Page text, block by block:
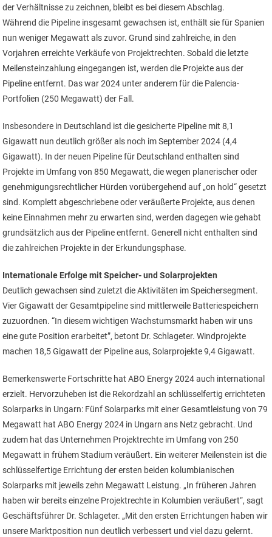
der Verhältnisse zu zeichnen, bleibt es bei diesem Abschlag.
Während die Pipeline insgesamt gewachsen ist, enthält sie für Spanien
nun weniger Megawatt als zuvor. Grund sind zahlreiche, in den
Vorjahren erreichte Verkäufe von Projektrechten. Sobald die letzte
Meilensteinzahlung eingegangen ist, werden die Projekte aus der
Pipeline entfernt. Das war 2024 unter anderem für die Palencia-
Portfolien (250 Megawatt) der Fall.
Insbesondere in Deutschland ist die gesicherte Pipeline mit 8,1
Gigawatt nun deutlich größer als noch im September 2024 (4,4
Gigawatt). In der neuen Pipeline für Deutschland enthalten sind
Projekte im Umfang von 850 Megawatt, die wegen planerischer oder
genehmigungsrechtlicher Hürden vorübergehend auf „on hold“ gesetzt
sind. Komplett abgeschriebene oder veräußerte Projekte, aus denen
keine Einnahmen mehr zu erwarten sind, werden dagegen wie gehabt
grundsätzlich aus der Pipeline entfernt. Generell nicht enthalten sind
die zahlreichen Projekte in der Erkundungsphase.
Internationale Erfolge mit Speicher- und Solarprojekten
Deutlich gewachsen sind zuletzt die Aktivitäten im Speichersegment.
Vier Gigawatt der Gesamtpipeline sind mittlerweile Batteriespeichern
zuzuordnen. “In diesem wichtigen Wachstumsmarkt haben wir uns
eine gute Position erarbeitet”, betont Dr. Schlageter. Windprojekte
machen 18,5 Gigawatt der Pipeline aus, Solarprojekte 9,4 Gigawatt.
Bemerkenswerte Fortschritte hat ABO Energy 2024 auch international
erzielt. Hervorzuheben ist die Rekordzahl an schlüsselfertig errichteten
Solarparks in Ungarn: Fünf Solarparks mit einer Gesamtleistung von 79
Megawatt hat ABO Energy 2024 in Ungarn ans Netz gebracht. Und
zudem hat das Unternehmen Projektrechte im Umfang von 250
Megawatt in frühem Stadium veräußert. Ein weiterer Meilenstein ist die
schlüsselfertige Errichtung der ersten beiden kolumbianischen
Solarparks mit jeweils zehn Megawatt Leistung. „In früheren Jahren
haben wir bereits einzelne Projektrechte in Kolumbien veräußert“, sagt
Geschäftsführer Dr. Schlageter. „Mit den ersten Errichtungen haben wir
unsere Marktposition nun deutlich verbessert und viel dazu gelernt.